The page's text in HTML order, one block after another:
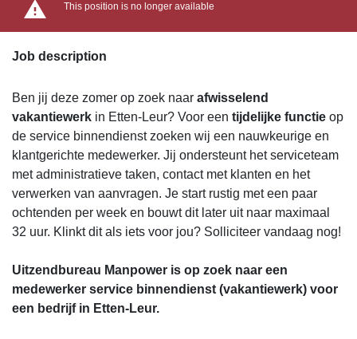
This position is no longer available
Job description
Ben jij deze zomer op zoek naar afwisselend
vakantiewerk in Etten-Leur? Voor een tijdelijke functie op
de service binnendienst zoeken wij een nauwkeurige en
klantgerichte medewerker. Jij ondersteunt het serviceteam
met administratieve taken, contact met klanten en het
verwerken van aanvragen. Je start rustig met een paar
ochtenden per week en bouwt dit later uit naar maximaal
32 uur. Klinkt dit als iets voor jou? Solliciteer vandaag nog!
Uitzendbureau Manpower is op zoek naar een
medewerker service binnendienst (vakantiewerk) voor
een bedrijf in Etten-Leur.